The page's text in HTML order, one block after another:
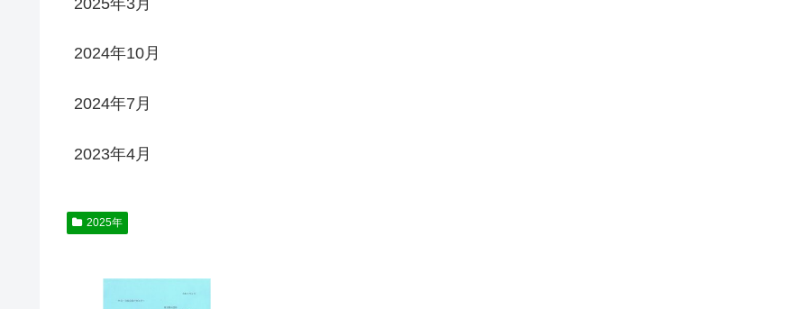
2024年10月
2024年7月
2023年4月
2025年